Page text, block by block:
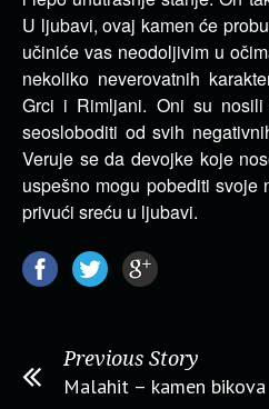
U ljubavi, ovaj kamen će
učiniće vas neodoljivim u
nekoliko neverovatnih
Grci i Rimljani. Oni su
seosloboditi od svih
Veruje se da devojke koje
uspešno mogu pobediti svoje
privući sreću u ljubavi.
Previous Story
Malahit – kamen bikova